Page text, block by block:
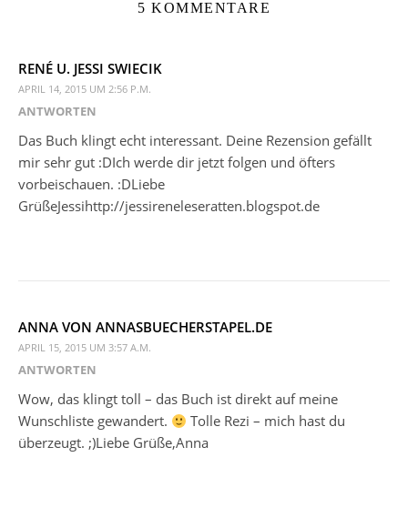
5 KOMMENTARE
RENÉ U. JESSI SWIECIK
APRIL 14, 2015 UM 2:56 P.M.
ANTWORTEN
Das Buch klingt echt interessant. Deine Rezension gefällt
mir sehr gut :DIch werde dir jetzt folgen und öfters
vorbeischauen. :DLiebe
GrüßeJessihttp://jessireneleseratten.blogspot.de
ANNA VON ANNASBUECHERSTAPEL.DE
APRIL 15, 2015 UM 3:57 A.M.
ANTWORTEN
Wow, das klingt toll – das Buch ist direkt auf meine
Wunschliste gewandert.
Tolle Rezi – mich hast du
überzeugt. ;)Liebe Grüße,Anna